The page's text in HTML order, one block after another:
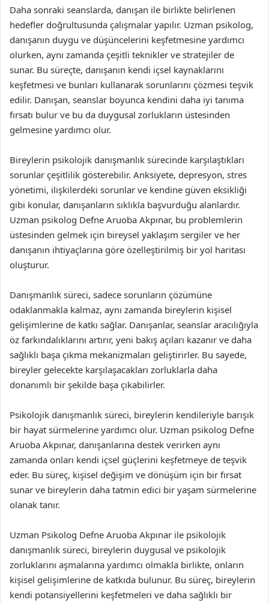
Daha sonraki seanslarda, danışan ile birlikte belirlenen
hedefler doğrultusunda çalışmalar yapılır. Uzman psikolog,
danışanın duygu ve düşüncelerini keşfetmesine yardımcı
olurken, aynı zamanda çeşitli teknikler ve stratejiler de
sunar. Bu süreçte, danışanın kendi içsel kaynaklarını
keşfetmesi ve bunları kullanarak sorunlarını çözmesi teşvik
edilir. Danışan, seanslar boyunca kendini daha iyi tanıma
fırsatı bulur ve bu da duygusal zorlukların üstesinden
gelmesine yardımcı olur.
Bireylerin psikolojik danışmanlık sürecinde karşılaştıkları
sorunlar çeşitlilik gösterebilir. Anksiyete, depresyon, stres
yönetimi, ilişkilerdeki sorunlar ve kendine güven eksikliği
gibi konular, danışanların sıklıkla başvurduğu alanlardır.
Uzman psikolog Defne Aruoba Akpınar, bu problemlerin
üstesinden gelmek için bireysel yaklaşım sergiler ve her
danışanın ihtiyaçlarına göre özelleştirilmiş bir yol haritası
oluşturur.
Danışmanlık süreci, sadece sorunların çözümüne
odaklanmakla kalmaz, aynı zamanda bireylerin kişisel
gelişimlerine de katkı sağlar. Danışanlar, seanslar aracılığıyla
öz farkındalıklarını artırır, yeni bakış açıları kazanır ve daha
sağlıklı başa çıkma mekanizmaları geliştirirler. Bu sayede,
bireyler gelecekte karşılaşacakları zorluklarla daha
donanımlı bir şekilde başa çıkabilirler.
Psikolojik danışmanlık süreci, bireylerin kendileriyle barışık
bir hayat sürmelerine yardımcı olur. Uzman psikolog Defne
Aruoba Akpınar, danışanlarına destek verirken aynı
zamanda onları kendi içsel güçlerini keşfetmeye de teşvik
eder. Bu süreç, kişisel değişim ve dönüşüm için bir fırsat
sunar ve bireylerin daha tatmin edici bir yaşam sürmelerine
olanak tanır.
Uzman Psikolog Defne Aruoba Akpınar ile psikolojik
danışmanlık süreci, bireylerin duygusal ve psikolojik
zorluklarını aşmalarına yardımcı olmakla birlikte, onların
kişisel gelişimlerine de katkıda bulunur. Bu süreç, bireylerin
kendi potansiyellerini keşfetmeleri ve daha sağlıklı bir